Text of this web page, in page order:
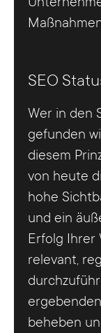
SEO
Wer in den
gefunden
diesem
von heute
hohe
und ein
Erfolg Ihrer
relevant,
beheben